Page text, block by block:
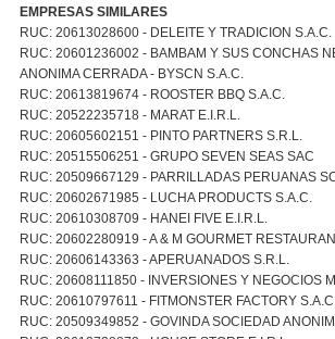
EMPRESAS SIMILARES
RUC: 20613028600 - DELEITE Y TRADICION S.A.C.
RUC: 20601236002 - BAMBAM Y SUS CONCHAS
ANONIMA CERRADA - BYSCN S.A.C.
RUC: 20613819674 - ROOSTER BBQ S.A.C.
RUC: 20522235718 - MARAT E.I.R.L.
RUC: 20605602151 - PINTO PARTNERS S.R.L.
RUC: 20515506251 - GRUPO SEVEN SEAS SAC
RUC: 20509667129 - PARRILLADAS PERUANAS
RUC: 20602671985 - LUCHA PRODUCTS S.A.C.
RUC: 20610308709 - HANEI FIVE E.I.R.L.
RUC: 20602280919 - A & M GOURMET
RUC: 20606143363 - APERUANADOS S.R.L.
RUC: 20608111850 - INVERSIONES Y NEGOCIOS
RUC: 20610797611 - FITMONSTER FACTORY S.A.C.
RUC: 20509349852 - GOVINDA SOCIEDAD